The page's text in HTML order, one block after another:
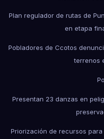
Plan regulador de rutas de
en etapa
Pobladores de Ccotos
terrenos
Presentan 23 danzas en
Priorización de recursos